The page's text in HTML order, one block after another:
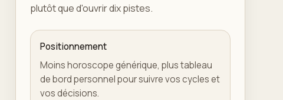
plutôt que d'ouvrir dix pistes.
Positionnement
Moins horoscope générique, plus tableau
de bord personnel pour suivre vos cycles et
vos décisions.